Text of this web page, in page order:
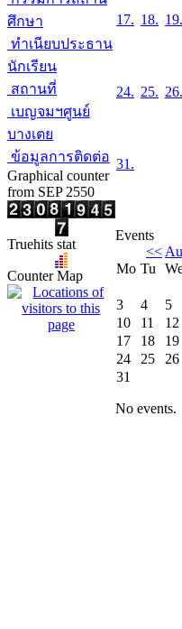
ศึกษา
ทำเนียบประธาน
นักเรียน
สถานที่
เบญจมฯศูนย์
บางเตย
ข้อมูลการติดต่อ
Graphical counter
from SEP 2550
Truehits stat
Counter Map
17. 18. 19.
24. 25. 26.
31.
Events
<<
Mo Tu
3
4 5
10
11 12
17
18 19
24
25 26
31
No events.